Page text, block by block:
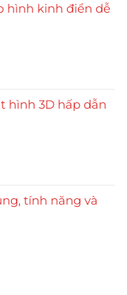
hình kinh điển dễ
hình 3D hấp dẫn
tính năng và